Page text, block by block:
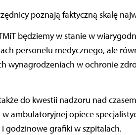
poznają faktyczną skalę
będziemy w stanie w
personelu medycznego, ale
wynagrodzeniach w ochronie
do kwestii nadzoru nad
w ambulatoryjnej opiece
godzinowe grafiki w szpitalach.